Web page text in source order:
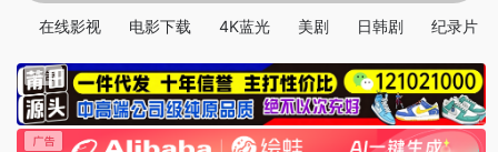
在线影视 电影下载 4K蓝光 美剧 日韩剧 纪录片